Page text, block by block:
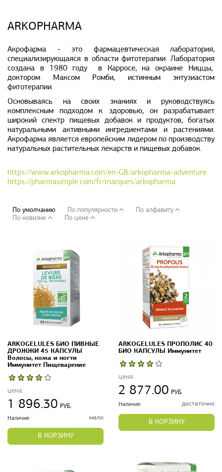
МИКРОЭЛЕМЕНТЫ
ПРОБИОТИКИ
РЫБИЙ ЖИР И ОМЕГА
ARKOPHARMA
Акрофарма - это фармацевтическая лаборатория,
специализирующаяся в области фитотерапии. Лаборатория
создана в 1980 году в Карросе, на окраине Ниццы,
доктором Максом Ромби, истинным энтузиастом
фитотерапии.
Основываясь на своих знаниях и руководствуясь
комплексным подходом к здоровью, он разрабатывает
широкий спектр пищевых добавок и продуктов, богатых
натуральными активными ингредиентами и растениями.
Акрофарма является европейским лидером по производству
натуральных растительных лекарств и пищевых добавок.
https://www.arkopharma.com/en-GB/arkopharma-adventure
https://pharmasimple.com/fr/marques/arkopharma
По умолчанию По популярности
По алфавиту
По новизне
По цене
ARKOGELULES БИО ПИВНЫЕ
ДРОЖЖИ 45 КАПСУЛЫ
Волосы, кожа и ногти
Иммунитет Пищеварение
цена:
1 896.30 РУБ.
Наличие: мало
В КОРЗИНУ
ARKOGELULES ПРОПОЛИС 40
БИО КАПСУЛЫ Иммунитет
цена:
2 877.00 РУБ.
Наличие: достаточно
В КОРЗИНУ